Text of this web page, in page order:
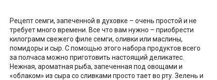
Рецепт семги, запеченной в духовке – очень простой и не
требует много времени. Все что вам нужно – приобрести
килограмм свежего филе семги, оливки или маслины,
помидоры и сыр. С помощью этого набора продуктов всего
за полчаса можно приготовить настоящий деликатес.
Нежная, ароматная рыба, запеченная под овощами и
«облаком» из сыра со сливками просто тает во рту. Зелень и